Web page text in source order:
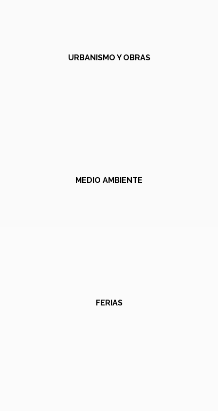
URBANISMO Y OBRAS
MEDIO AMBIENTE
FERIAS